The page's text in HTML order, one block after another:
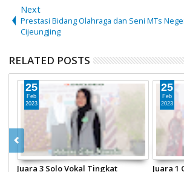
Next
Prestasi Bidang Olahraga dan Seni MTs
Cijeungjing
RELATED POSTS
Juara 3 Solo Vokal Tingkat
25
Feb
2023
Juara 1
25
Feb
2023